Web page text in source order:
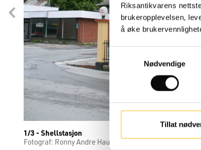
Riksantikvarens
brukeropplevelsen,
å øke
Samtykkevalg
Nødvendige
Tillat
1/3 - Shellstasjon
Fotograf: Ronny Andre Haugan Lisens: CC BY